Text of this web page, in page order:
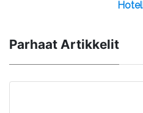
Parhaat Artikkelit